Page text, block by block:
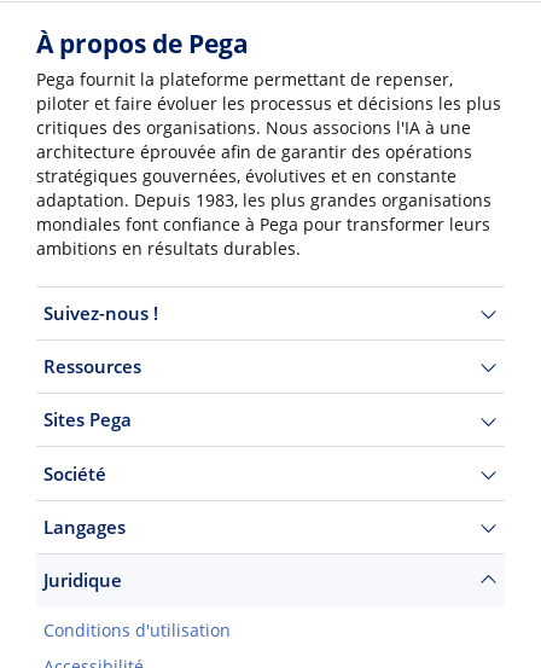
À propos de Pega
Pega fournit la plateforme permettant de repenser,
piloter et faire évoluer les processus et décisions les plus
critiques des organisations. Nous associons l'IA à une
architecture éprouvée afin de garantir des opérations
stratégiques gouvernées, évolutives et en constante
adaptation. Depuis 1983, les plus grandes organisations
mondiales font confiance à Pega pour transformer leurs
ambitions en résultats durables.
Suivez-nous !
Ressources
Sites Pega
Société
Langages
Juridique
Conditions d'utilisation